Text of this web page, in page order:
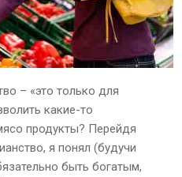
– «это только для
какие-то
продукты? Перейдя
я понял (будучи
быть богатым,